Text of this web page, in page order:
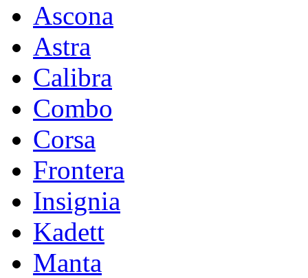
Ascona
Astra
Calibra
Combo
Corsa
Frontera
Insignia
Kadett
Manta